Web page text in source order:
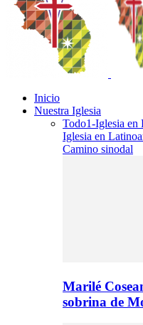
Inicio
Nuestra Iglesia
Todo1-Iglesia en
Iglesia en
Camino sinodal
Marilé
sobrina de